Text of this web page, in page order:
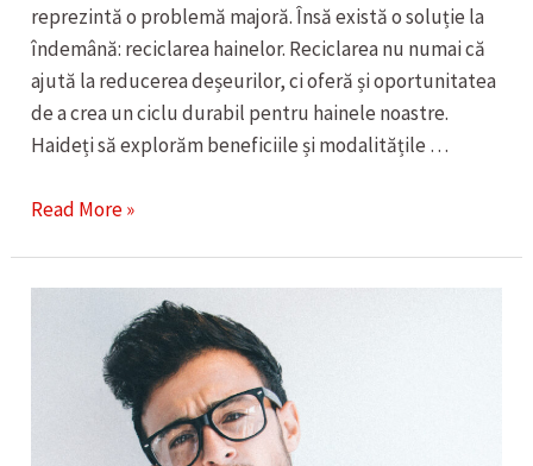
reprezintă o problemă majoră. Însă există o soluție la
îndemână: reciclarea hainelor. Reciclarea nu numai că
ajută la reducerea deșeurilor, ci oferă și oportunitatea
de a crea un ciclu durabil pentru hainele noastre.
Haideți să explorăm beneficiile și modalitățile …
HAINELE
TRANSFORMATA
SUSTENABILITATE
Read More »